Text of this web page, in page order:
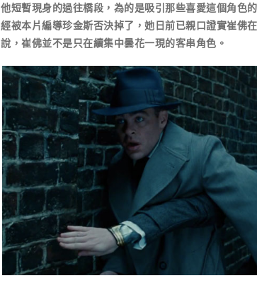
他短暫現身的過往橋段，為的是吸引那些喜愛這個角色
經被本片編導珍金斯否決掉了，她日前已親口證實崔佛
說，崔佛並不是只在續集中曇花一現的客串角色。